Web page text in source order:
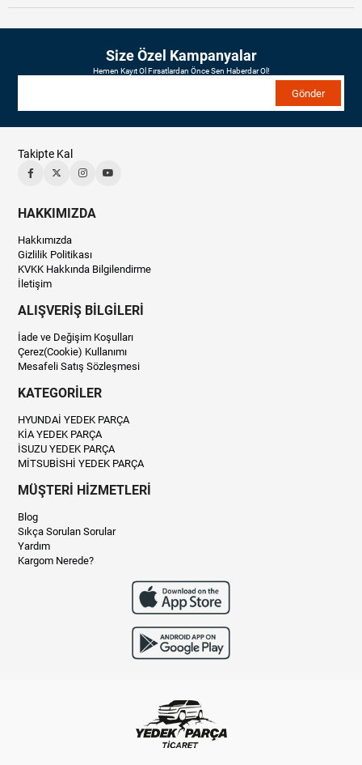
Size Özel Kampanyalar
Hemen Kayıt Ol Fırsatlardan Önce Sen Haberdar Ol!
Gönder
Takipte Kal
HAKKIMIZDA
Hakkımızda
Gizlilik Politikası
KVKK Hakkında Bilgilendirme
İletişim
ALIŞVERİŞ BİLGİLERİ
İade ve Değişim Koşulları
Çerez(Cookie) Kullanımı
Mesafeli Satış Sözleşmesi
KATEGORİLER
HYUNDAİ YEDEK PARÇA
KİA YEDEK PARÇA
İSUZU YEDEK PARÇA
MİTSUBİSHİ YEDEK PARÇA
MÜŞTERİ HİZMETLERİ
Blog
Sıkça Sorulan Sorular
Yardım
Kargom Nerede?